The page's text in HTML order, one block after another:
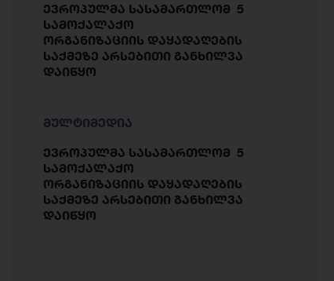
ევროპულმა სასამართლომ 5
სამოქალაქო
ორგანიზაციის დაყადაღების
საქმეზე არსებითი განხილვა
დაიწყო
მულტიმედია
ევროპულმა სასამართლომ 5
სამოქალაქო
ორგანიზაციის დაყადაღების
საქმეზე არსებითი განხილვა
დაიწყო